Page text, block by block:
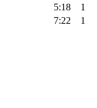
5:18
1
7:22
1